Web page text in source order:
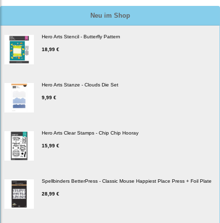
Neu im Shop
Hero Arts Stencil - Butterfly Pattern
18,99 €
Hero Arts Stanze - Clouds Die Set
9,99 €
Hero Arts Clear Stamps - Chip Chip Hooray
15,99 €
Spellbinders BetterPress - Classic Mouse Happiest Place Press + Foil Plate
28,99 €